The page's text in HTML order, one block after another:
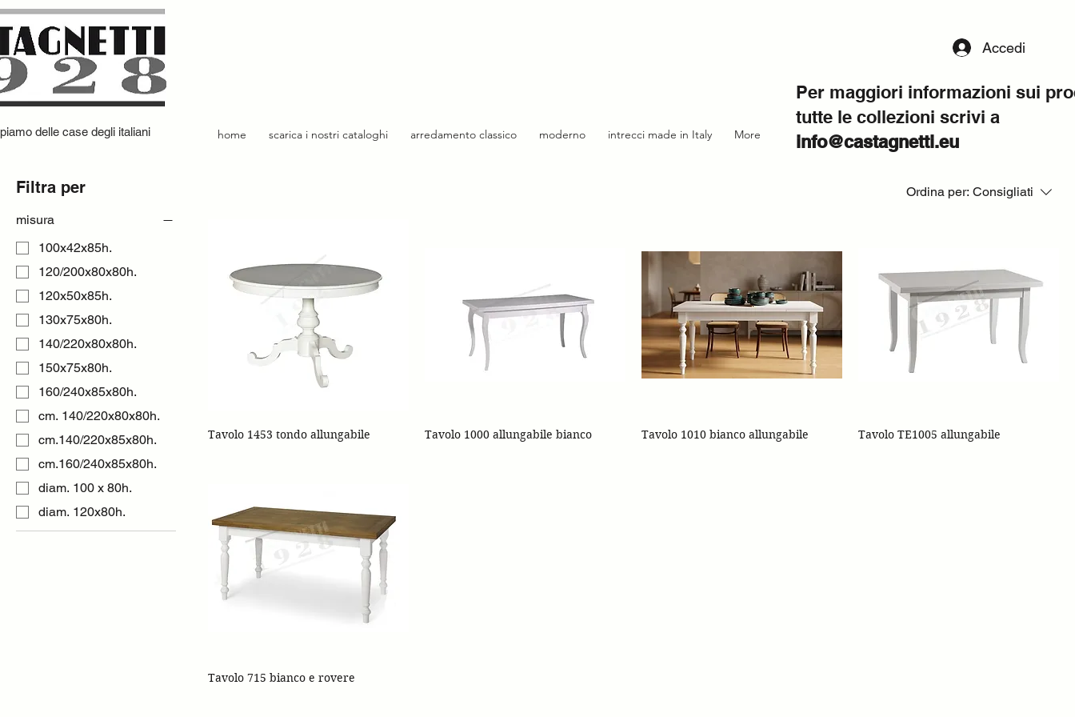
delle case degli italiani
Accedi
home scarica i nostri cataloghi arredamento classico moderno intrecci made in Italy More
Per maggiori informazioni sui
tutte le collezioni scrivi a
info@castagnetti.eu
Filtra per
misura
100x42x85h.
120/200x80x80h.
120x50x85h.
130x75x80h.
140/220x80x80h.
150x75x80h.
160/240x85x80h.
cm. 140/220x80x80h.
cm.140/220x85x80h.
cm.160/240x85x80h.
diam. 100 x 80h.
diam. 120x80h.
Ordina per: Consigliati
Tavolo 1453 tondo allungabile Tavolo 1000 allungabile bianco Tavolo 1010 bianco allungabile Tavolo TE1005 allungabile
Tavolo 715 bianco e rovere